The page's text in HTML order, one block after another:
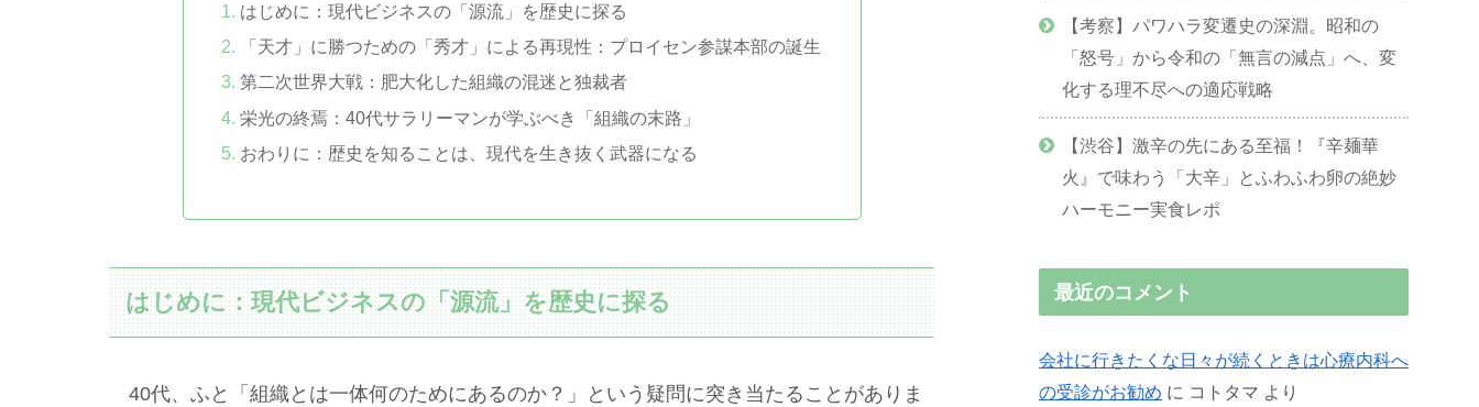
はじめに：現代ビジネスの「源流」を歴史に探る
「天才」に勝つための「秀才」による再現性：プロイセン参謀本部の誕生
第二次世界大戦：肥大化した組織の混迷と独裁者
栄光の終焉：40代サラリーマンが学ぶべき「組織の末路」
おわりに：歴史を知ることは、現代を生き抜く武器になる
はじめに：現代ビジネスの「源流」を歴史に探る
40代、ふと「組織とは一体何のためにあるのか？」という疑問に突き当たることがありま
【考察】パワハラ変遷史の深淵。昭和の
「怒号」から令和の「無言の減点」へ、変
化する理不尽への適応戦略
【渋谷】激辛の先にある至福！『辛麺華
火』で味わう「大辛」とふわふわ卵の絶妙
ハーモニー実食レポ
最近のコメント
会社に行きたくな日々が続くときは心療内科へ
の受診がお勧め に コトタマ より